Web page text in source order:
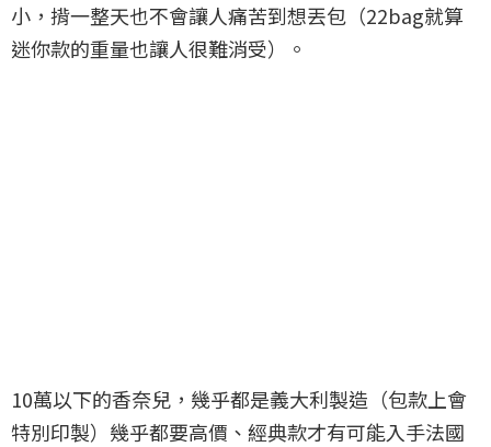
小，揹一整天也不會讓人痛苦到想丟包（22bag就算
迷你款的重量也讓人很難消受）。
10萬以下的香奈兒，幾乎都是義大利製造（包款上會
特別印製）幾乎都要高價、經典款才有可能入手法國